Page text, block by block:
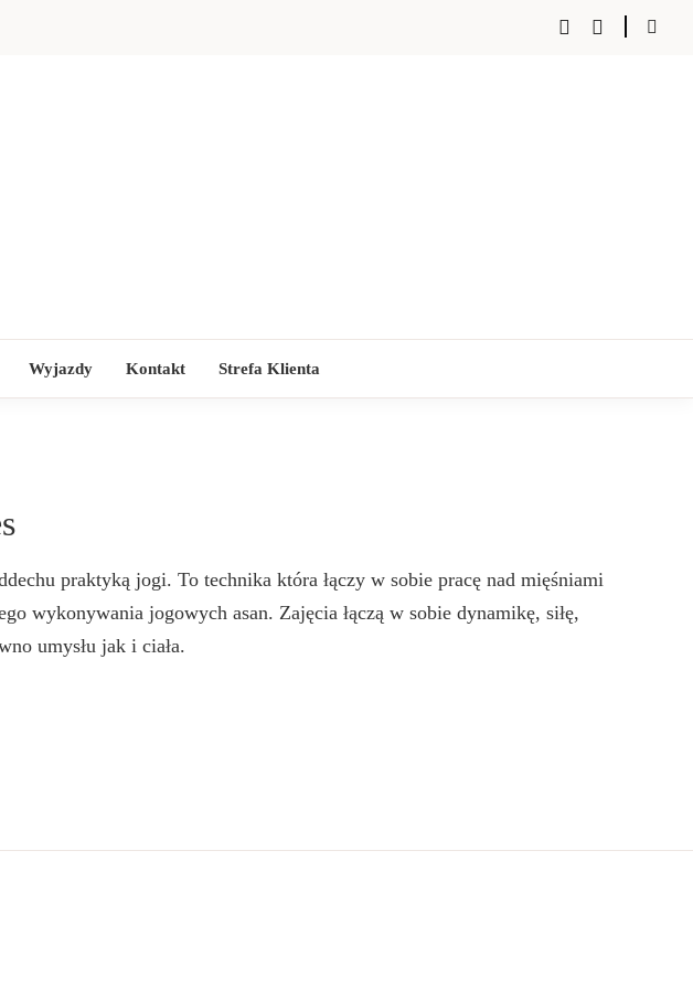
Wyjazdy Kontakt Strefa Klienta
praktyką jogi. To technika która łączy w sobie pracę nad mięśniami
wykonywania jogowych asan. Zajęcia łączą w sobie dynamikę, siłę,
umysłu jak i ciała.